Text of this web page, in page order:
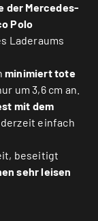
der Mercedes-
Polo
Laderaums
minimiert tote
um 3,6 cm an.
mit dem
einfach
beseitigt
sehr leisen